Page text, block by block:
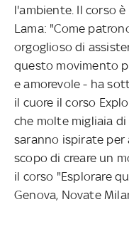
l'ambiente. Il corso
Lama: "Come
orgoglioso di
questo movimento
e amorevole - ha
il cuore il corso
che molte migliaia
saranno ispirate per
scopo di creare un
il corso "Esplorare
Genova, Novate